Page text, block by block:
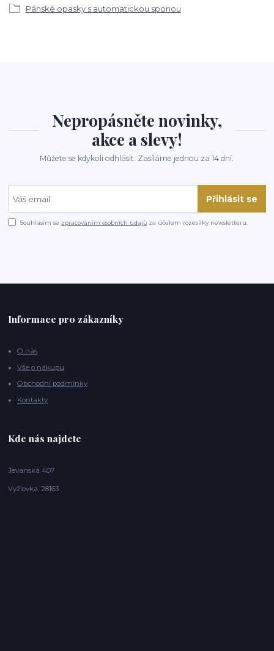
Pánské opasky s automatickou sponou
Nepropásněte novinky,
akce a slevy!
Můžete se kdykoli odhlásit. Zasíláme jednou za 14 dní.
Přihlásit se
Souhlasím se zpracováním osobních údajů za účelem rozesílky newsletteru.
Informace pro zákazníky
O nás
Vše o nákupu
Obchodní podmínky
Kontakty
Kde nás najdete
Jevanská 407
Vyžlovka, 28163